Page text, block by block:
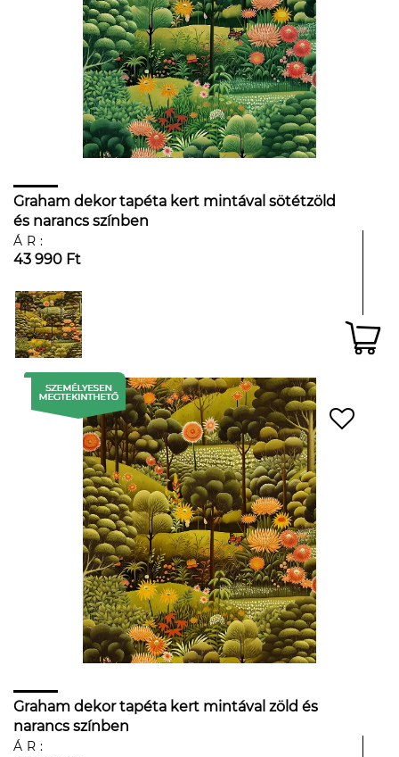
Graham dekor tapéta kert mintával sötétzöld
és narancs színben
ÁR:
43 990 Ft
Graham dekor tapéta kert mintával zöld és
narancs színben
ÁR: